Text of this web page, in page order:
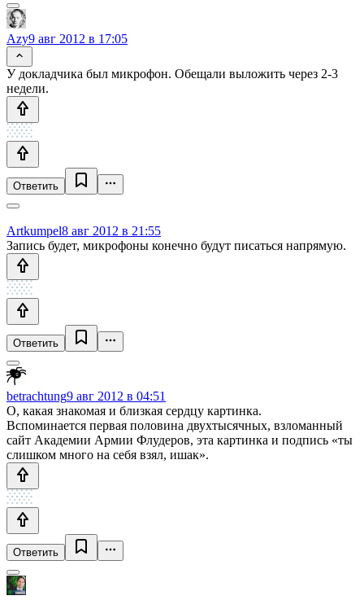
Azy9 авг 2012 в 17:05
У докладчика был микрофон. Обещали выложить через 2-3
недели.
Ответить
Artkumpel8 авг 2012 в 21:55
Запись будет, микрофоны конечно будут писаться напрямую.
Ответить
betrachtung9 авг 2012 в 04:51
О, какая знакомая и близкая сердцу картинка.
Вспоминается первая половина двухтысячных, взломанный
сайт Академии Армии Флудеров, эта картинка и подпись «ты
слишком много на себя взял, ишак».
Ответить